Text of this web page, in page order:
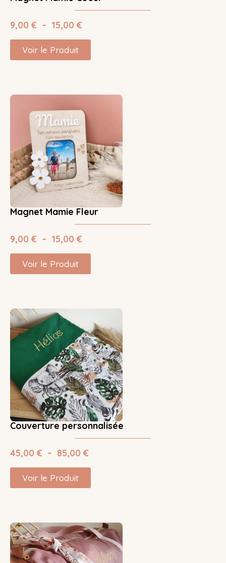
9,00 € – 15,00 €
Voir le Produit
Magnet Mamie Fleur
9,00 € – 15,00 €
Voir le Produit
Couverture personnalisée
45,00 € – 85,00 €
Voir le Produit